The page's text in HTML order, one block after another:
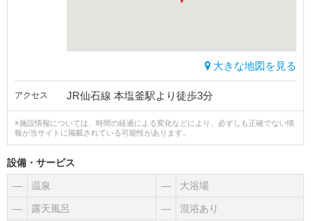
大きな地図を見る
アクセス JR仙石線 本塩釜駅より徒歩3分
※施設情報については、時間の経過による変化などにより、必ずしも正確でない情
報が当サイトに掲載されている可能性があります。
設備・サービス
― 温泉 ― 大浴場
― 露天風呂 ― 混浴あり